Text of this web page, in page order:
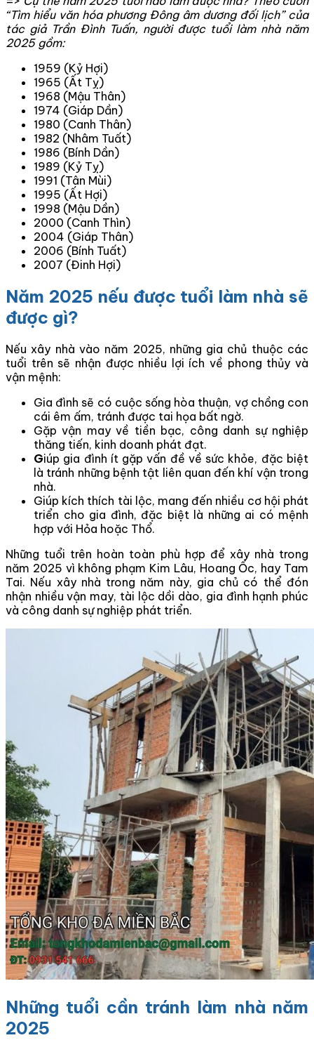
“Tìm hiểu văn hóa phương Đông âm dương đối lịch” của
tác giả Trần Đình Tuấn, người được tuổi làm nhà năm
2025 gồm:
1959 (Kỷ Hợi)
1965 (Ất Tỵ)
1968 (Mậu Thân)
1974 (Giáp Dần)
1980 (Canh Thân)
1982 (Nhâm Tuất)
1986 (Bính Dần)
1989 (Kỷ Tỵ)
1991 (Tân Mùi)
1995 (Ất Hợi)
1998 (Mậu Dần)
2000 (Canh Thìn)
2004 (Giáp Thân)
2006 (Bính Tuất)
2007 (Đinh Hợi)
Năm 2025 nếu được tuổi làm nhà sẽ
được gì?
Nếu xây nhà vào năm 2025, những gia chủ thuộc các
tuổi trên sẽ nhận được nhiều lợi ích về phong thủy và
vận mệnh:
Gia đình sẽ có cuộc sống hòa thuận, vợ chồng con
cái êm ấm, tránh được tai họa bất ngờ.
Gặp vận may về tiền bạc, công danh sự nghiệp
thăng tiến, kinh doanh phát đạt.
Giúp gia đình ít gặp vấn đề về sức khỏe, đặc biệt
là tránh những bệnh tật liên quan đến khí vận trong
nhà.
Giúp kích thích tài lộc, mang đến nhiều cơ hội phát
triển cho gia đình, đặc biệt là những ai có mệnh
hợp với Hỏa hoặc Thổ.
Những tuổi trên hoàn toàn phù hợp để xây nhà trong
năm 2025 vì không phạm Kim Lâu, Hoang Ốc, hay Tam
Tai. Nếu xây nhà trong năm này, gia chủ có thể đón
nhận nhiều vận may, tài lộc dồi dào, gia đình hạnh phúc
và công danh sự nghiệp phát triển.
Những tuổi cần tránh làm nhà năm
2025